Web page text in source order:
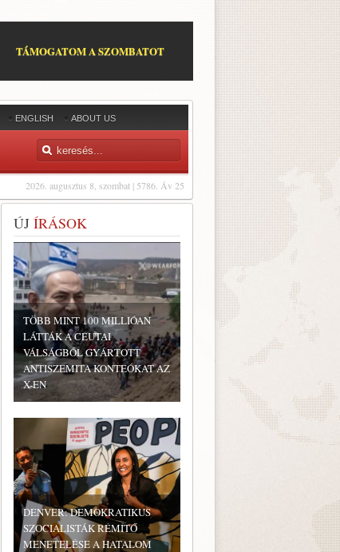
TÁMOGATOM A SZOMBATOT
ENGLISH ABOUT US
2026. augusztus 8, szombat | 5786. Áv 25
ÚJ ÍRÁSOK
TÖBB MINT 100 MILLIÓAN
LÁTTÁK A CEUTAI
VÁLSÁGBÓL GYÁRTOTT
ANTISZEMITA KONTEÓKAT AZ
X-EN
DENVER: DEMOKRATIKUS
SZOCIALISTÁK RÉMÍTŐ
MENETELÉSE A HATALOM